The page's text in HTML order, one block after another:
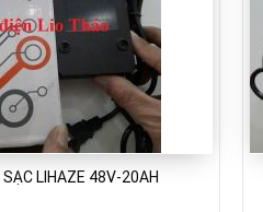
SẠC LIHAZE 48V-20AH